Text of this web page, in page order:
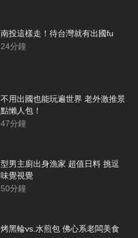
南投這樣走！待台灣就有出國fu
24分鐘
不用出國也能玩遍世界 老外激推景
點懶人包！
47分鐘
型男主廚出身漁家 超值日料 挑逗
味覺視覺
50分鐘
烤黑輪vs.水煎包 佛心系老闆美食